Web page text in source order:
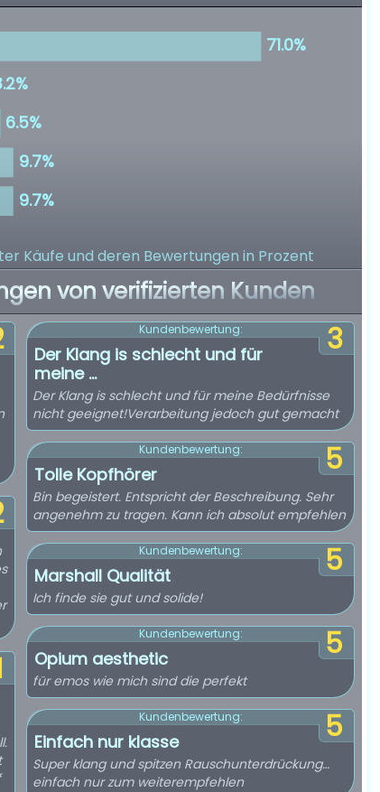
Käufe und deren Bewertungen in Prozent
von verifizierten Kunden
3
Kundenbewertung:
Der Klang is schlecht und für
meine ...
Der Klang is schlecht und für meine Bedürfnisse
nicht geeignet!Verarbeitung jedoch gut gemacht
5
Kundenbewertung:
Tolle Kopfhörer
Bin begeistert. Entspricht der Beschreibung. Sehr
angenehm zu tragen. Kann ich absolut empfehlen
5
Kundenbewertung:
Marshall Qualität
Ich finde sie gut und solide!
5
Kundenbewertung:
Opium aesthetic
für emos wie mich sind die perfekt
5
Kundenbewertung:
Einfach nur klasse
Super klang und spitzen Rauschunterdrückung…
einfach nur zum weiterempfehlen